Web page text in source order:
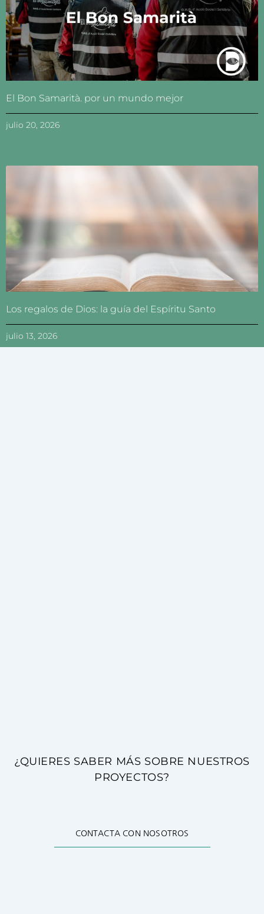
El Bon Samarità. por un mundo mejor
julio 20, 2026
Los regalos de Dios: la guía del Espíritu Santo
julio 13, 2026
¿QUIERES SABER MÁS SOBRE NUESTROS
PROYECTOS?
CONTACTA CON NOSOTROS